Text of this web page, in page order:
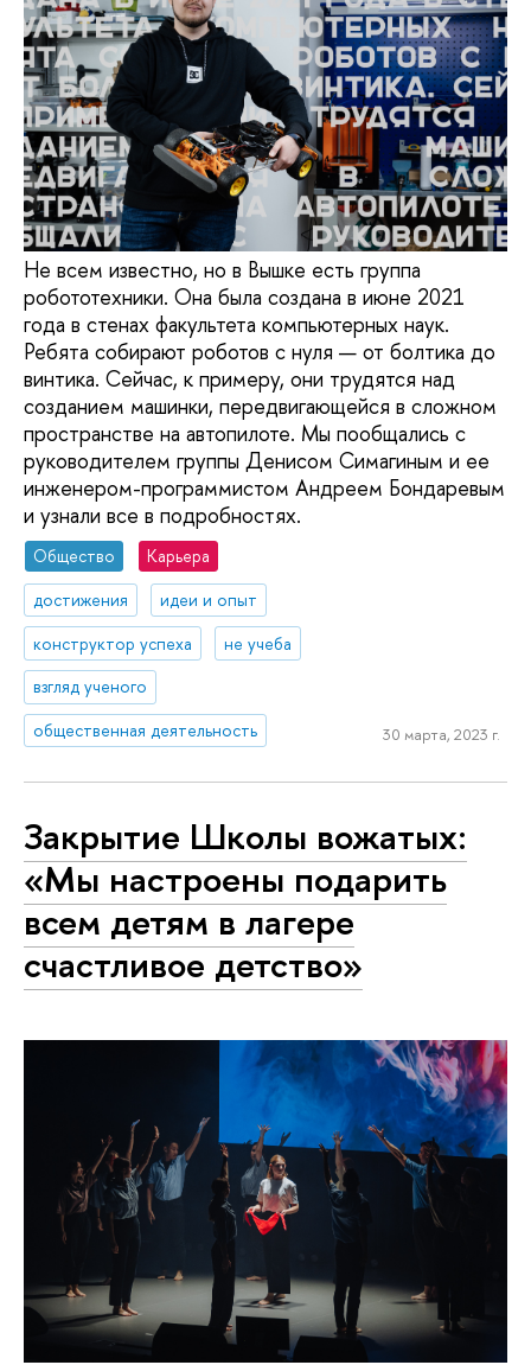
Не всем известно, но в Вышке есть группа
робототехники. Она была создана в июне 2021
года в стенах факультета компьютерных наук.
Ребята собирают роботов с нуля — от болтика до
винтика. Сейчас, к примеру, они трудятся над
созданием машинки, передвигающейся в сложном
пространстве на автопилоте. Мы пообщались с
руководителем группы Денисом Симагиным и ее
инженером-программистом Андреем Бондаревым
и узнали все в подробностях.
Общество
Карьера
достижения
идеи и опыт
конструктор успеха
не учеба
взгляд ученого
общественная деятельность
30 марта, 2023 г.
Закрытие Школы вожатых:
«Мы настроены подарить
всем детям в лагере
счастливое детство»